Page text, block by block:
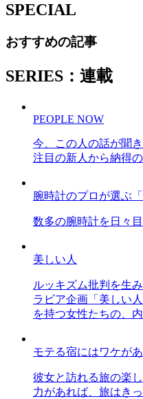
SPECIAL
おすすめの記事
SERIES：連載
PEOPLE NOW
今、この人の話が聞
注目の新人から納得
腕時計のプロが選ぶ
数多の腕時計を日々
美しい人
ルッキズム批判を生
ラビア企画「美しい
を持つ女性たちの、
モテる宿にはワケが
彼女と訪れる旅の楽
力があれば、旅はき